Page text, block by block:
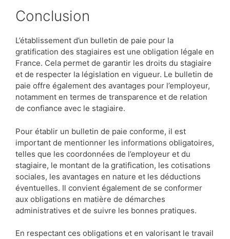
Conclusion
L’établissement d’un bulletin de paie pour la
gratification des stagiaires est une obligation légale en
France. Cela permet de garantir les droits du stagiaire
et de respecter la législation en vigueur. Le bulletin de
paie offre également des avantages pour l’employeur,
notamment en termes de transparence et de relation
de confiance avec le stagiaire.
Pour établir un bulletin de paie conforme, il est
important de mentionner les informations obligatoires,
telles que les coordonnées de l’employeur et du
stagiaire, le montant de la gratification, les cotisations
sociales, les avantages en nature et les déductions
éventuelles. Il convient également de se conformer
aux obligations en matière de démarches
administratives et de suivre les bonnes pratiques.
En respectant ces obligations et en valorisant le travail